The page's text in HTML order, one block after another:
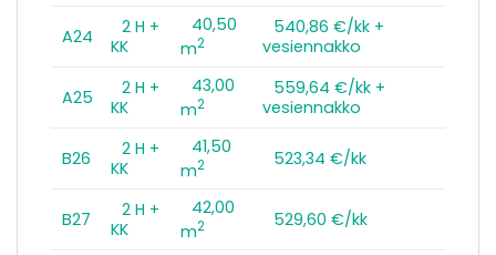
A24
2 H +
KK
40,50
m2
540,86 €/kk +
vesiennakko
A25
2 H +
KK
43,00
m2
559,64 €/kk +
vesiennakko
B26
2 H +
KK
41,50
m2 523,34 €/kk
B27
2 H +
KK
42,00
m2 529,60 €/kk